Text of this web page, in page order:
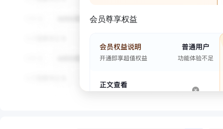
会员尊享权益